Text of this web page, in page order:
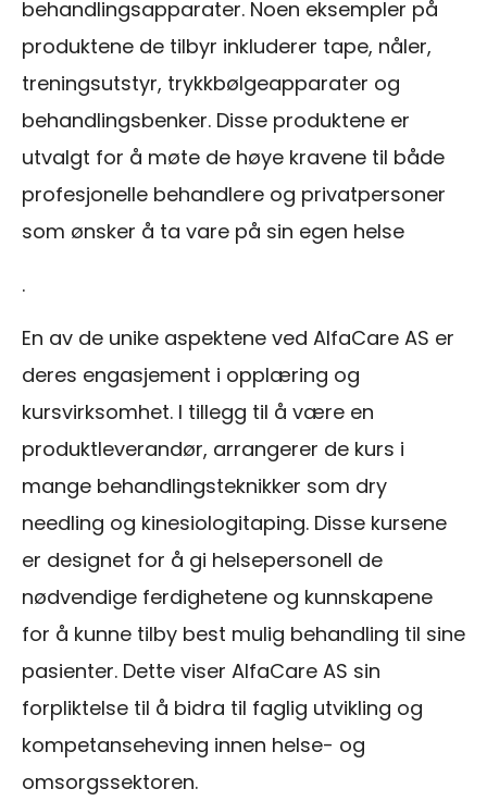
behandlingsapparater. Noen eksempler på
produktene de tilbyr inkluderer tape, nåler,
treningsutstyr, trykkbølgeapparater og
behandlingsbenker. Disse produktene er
utvalgt for å møte de høye kravene til både
profesjonelle behandlere og privatpersoner
som ønsker å ta vare på sin egen helse
.
En av de unike aspektene ved AlfaCare AS er
deres engasjement i opplæring og
kursvirksomhet. I tillegg til å være en
produktleverandør, arrangerer de kurs i
mange behandlingsteknikker som dry
needling og kinesiologitaping. Disse kursene
er designet for å gi helsepersonell de
nødvendige ferdighetene og kunnskapene
for å kunne tilby best mulig behandling til sine
pasienter. Dette viser AlfaCare AS sin
forpliktelse til å bidra til faglig utvikling og
kompetanseheving innen helse- og
omsorgssektoren.